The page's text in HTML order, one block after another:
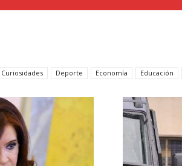
Curiosidades Deporte Economía Educación